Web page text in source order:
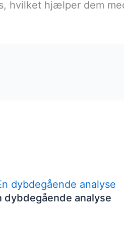
hvilket hjælper dem
dybdegående analyse